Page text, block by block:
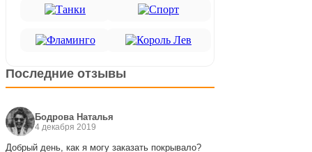
Последние отзывы
Бодрова Наталья
4 декабря 2019
Добрый день, как я могу заказать покрывало?